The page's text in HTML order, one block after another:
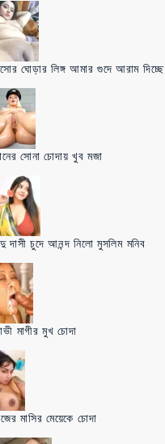
ঘোড়ার লিঙ্গ আমার গুদে আরাম দিচ্ছে
সোনা চোদায় খুব মজা
দাসী চুদে আনন্দ নিলো মুসলিম মনিব
মাগীর মুখ চোদা
মাসির মেয়েকে চোদা